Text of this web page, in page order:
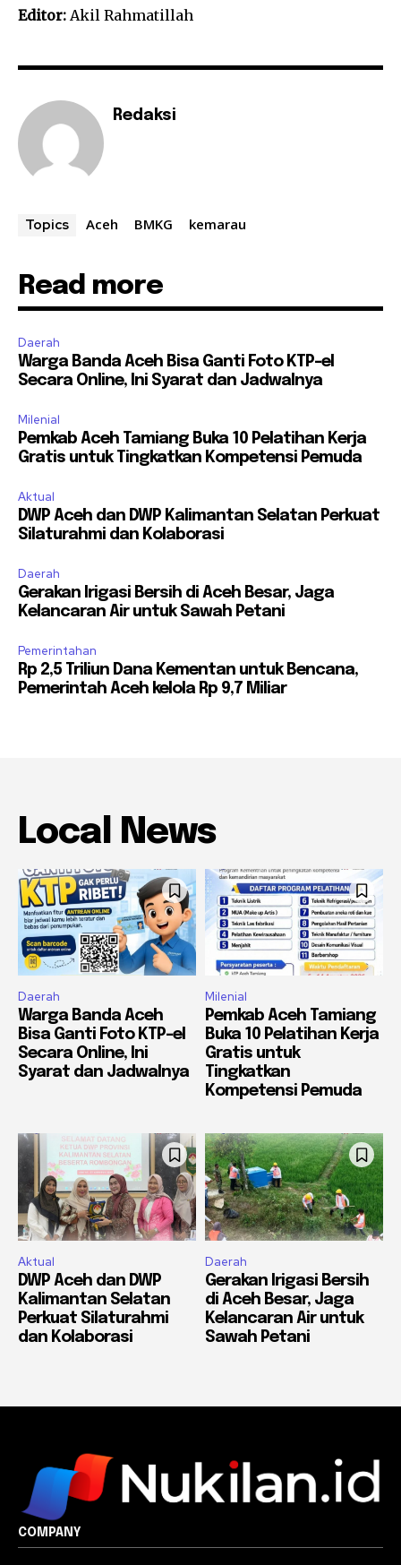
Editor: Akil Rahmatillah
Redaksi
Topics Aceh BMKG kemarau
Read more
Daerah
Warga Banda Aceh Bisa Ganti Foto KTP-el
Secara Online, Ini Syarat dan Jadwalnya
Milenial
Pemkab Aceh Tamiang Buka 10 Pelatihan Kerja
Gratis untuk Tingkatkan Kompetensi Pemuda
Aktual
DWP Aceh dan DWP Kalimantan Selatan Perkuat
Silaturahmi dan Kolaborasi
Daerah
Gerakan Irigasi Bersih di Aceh Besar, Jaga
Kelancaran Air untuk Sawah Petani
Pemerintahan
Rp 2,5 Triliun Dana Kementan untuk Bencana,
Pemerintah Aceh kelola Rp 9,7 Miliar
Local News
Daerah
Warga Banda Aceh
Bisa Ganti Foto KTP-el
Secara Online, Ini
Syarat dan Jadwalnya
Milenial
Pemkab Aceh Tamiang
Buka 10 Pelatihan Kerja
Gratis untuk
Tingkatkan
Kompetensi Pemuda
Aktual
DWP Aceh dan DWP
Kalimantan Selatan
Perkuat Silaturahmi
dan Kolaborasi
Daerah
Gerakan Irigasi Bersih
di Aceh Besar, Jaga
Kelancaran Air untuk
Sawah Petani
COMPANY